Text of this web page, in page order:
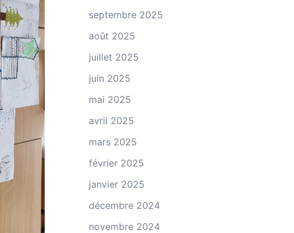
septembre 2025
août 2025
juillet 2025
juin 2025
mai 2025
avril 2025
mars 2025
février 2025
janvier 2025
décembre 2024
novembre 2024